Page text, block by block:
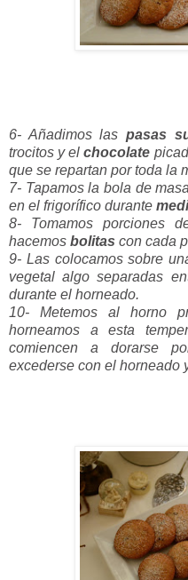
6- Añadimos laspasas
trocitos y elchocolate
que se repartan por toda la
7- Tapamos la bola de
en el frigorífico durante
8- Tomamos porciones
hacemos bolitas con cada
9- Las colocamos sobre
vegetal algo separadas
durante el horneado.
10- Metemos al horno
horneamos a esta
comiencen a dorarse
excederse con el horneado